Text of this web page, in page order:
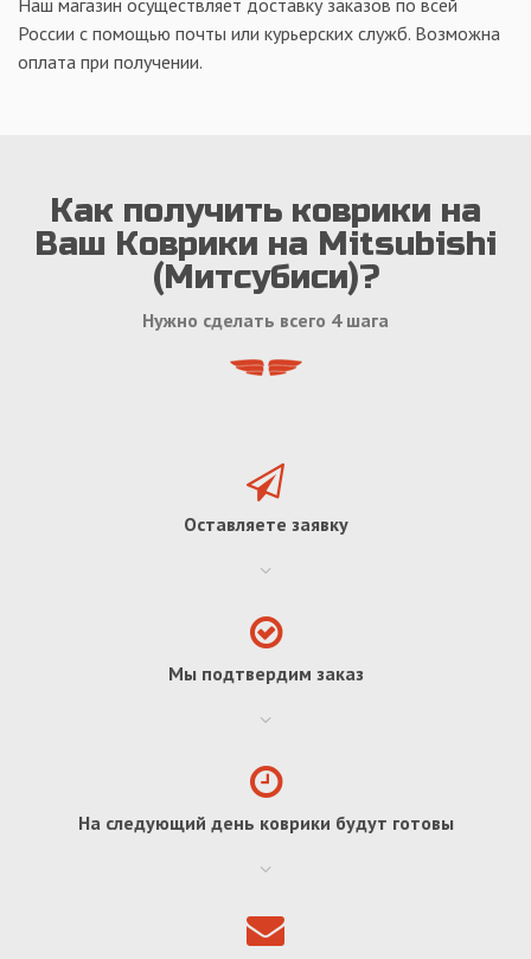
Наш магазин осуществляет доставку заказов по всей
России с помощью почты или курьерских служб. Возможна
оплата при получении.
Как получить коврики на
Ваш Коврики на Mitsubishi
(Митсубиси)?
Нужно сделать всего 4 шага
Оставляете заявку
Мы подтвердим заказ
На следующий день коврики будут готовы